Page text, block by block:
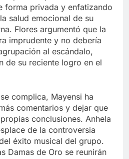
forma privada y enfatizando
salud emocional de su
Flores argumentó que la
imprudente y no debería
al escándalo,
de su reciente logro en el
complica, Mayensi ha
comentarios y dejar que
conclusiones. Anhela
de la controversia
éxito musical del grupo.
Damas de Oro se reunirán